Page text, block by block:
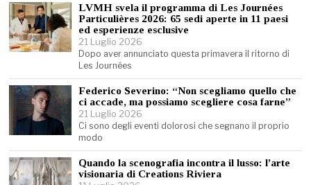
LVMH svela il programma di Les Journées
Particulières 2026: 65 sedi aperte in 11 paesi
ed esperienze esclusive
21 Luglio 2026
Dopo aver annunciato questa primavera il ritorno di
Les Journées
Federico Severino: “Non scegliamo quello che
ci accade, ma possiamo scegliere cosa farne”
21 Luglio 2026
Ci sono degli eventi dolorosi che segnano il proprio
modo
Quando la scenografia incontra il lusso: l’arte
visionaria di Creations Riviera